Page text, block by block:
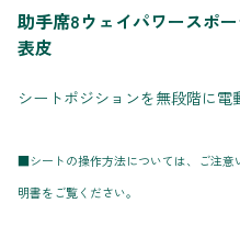
助手席8ウェイパワースポ
表皮
シートポジションを無段階に電
■シートの操作方法については、ご注意
明書をご覧ください。